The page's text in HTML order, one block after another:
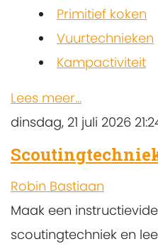
Primitief koken
Vuurtechnieken
Kampactiviteit
Lees meer...
dinsdag, 21 juli 2026
Robin Bastiaan
Maak een
scoutingtechniek en